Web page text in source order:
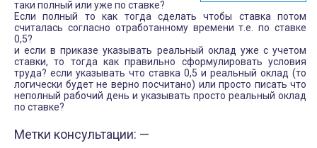
таки полный или уже по ставке?
Если полный то как тогда сделать чтобы ставка потом
считалась согласно отработанному времени т.е. по ставке
0,5?
и если в приказе указывать реальный оклад уже с учетом
ставки, то тогда как правильно сформулировать условия
труда? если указывать что ставка 0,5 и реальный оклад (то
логически будет не верно посчитано) или просто писать что
неполный рабочий день и указывать просто реальный оклад
по ставке?
Метки консультации: —